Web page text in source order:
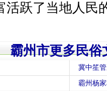
活跃了当地人民
霸州市更多民俗
冀中笙
霸州杨